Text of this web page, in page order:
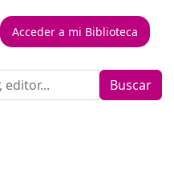
Acceder a mi Biblioteca
Buscar